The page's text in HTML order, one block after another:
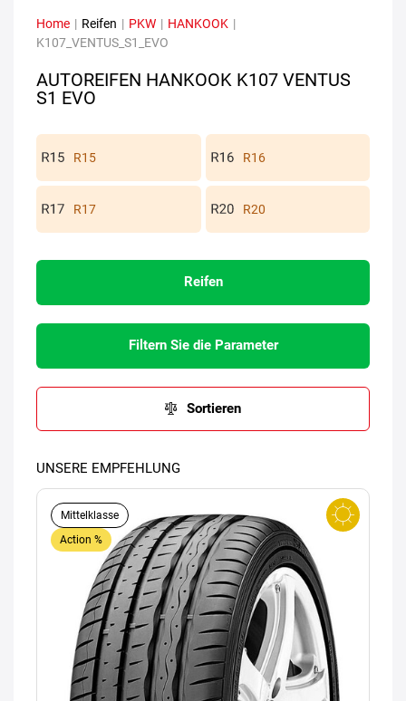
Home | Reifen | PKW | HANKOOK |
K107_VENTUS_S1_EVO
AUTOREIFEN HANKOOK K107 VENTUS
S1 EVO
R15 R16
R17 R20
Reifen
Filtern Sie die Parameter
Sortieren
UNSERE EMPFEHLUNG
Mittelklasse
Action %